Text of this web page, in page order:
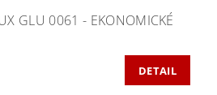
GLU 0061 - EKONOMICKÉ
DETAIL